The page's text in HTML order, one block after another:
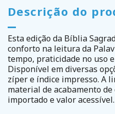
Descrição do
Esta edição da Bíblia
conforto na leitura da
tempo, praticidade no uso
Disponível em diversas
zíper e índice impresso. A
material de acabamento
importado e valor acessível.